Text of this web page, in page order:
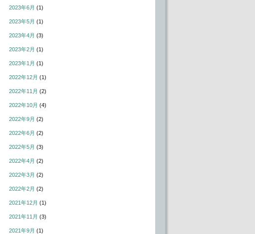
2023年6月 (1)
2023年5月 (1)
2023年4月 (3)
2023年2月 (1)
2023年1月 (1)
2022年12月 (1)
2022年11月 (2)
2022年10月 (4)
2022年9月 (2)
2022年6月 (2)
2022年5月 (3)
2022年4月 (2)
2022年3月 (2)
2022年2月 (2)
2021年12月 (1)
2021年11月 (3)
2021年9月 (1)